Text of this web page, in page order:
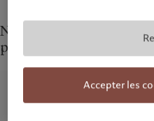
Notre stratégie de
piliers
Nous orientons le capital vers des
Accepter les